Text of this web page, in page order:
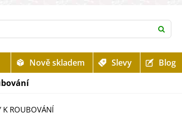
Nově skladem Slevy Blog
K ROUBOVÁNÍ